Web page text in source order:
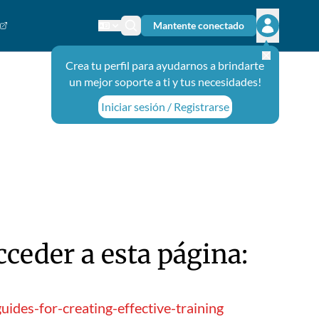
Cambiar el idioma
Ícono de búsqueda
Mantente conectado
Abrir el
Crea tu perfil para ayudarnos a brindarte
un mejor soporte a ti y tus necesidades!
Iniciar sesión / Registrarse
a esta página:
for-creating-effective-training